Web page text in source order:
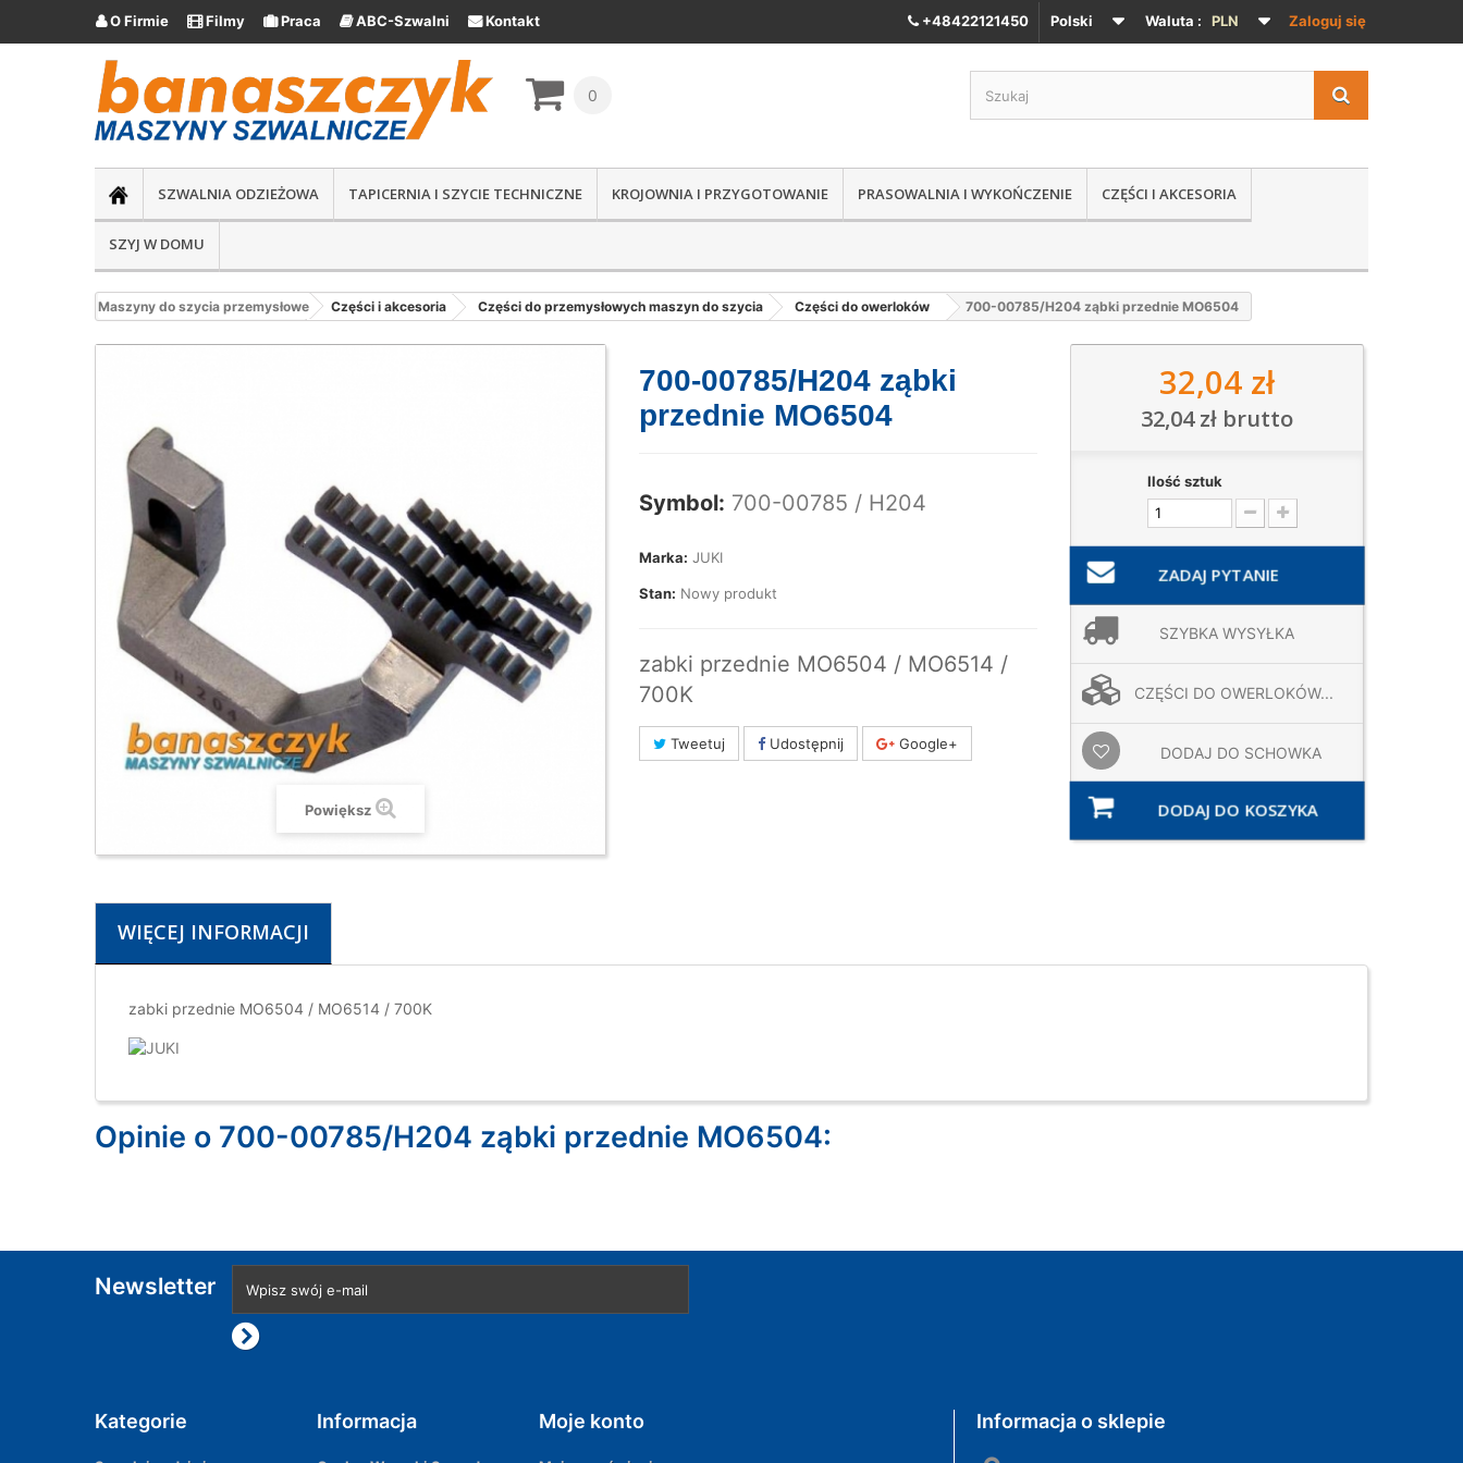
Zaloguj się
Waluta : PLN
Polski
O Firmie Filmy Praca ABC-Szwalni Kontakt +48422121450
0
SZWALNIA ODZIEŻOWA TAPICERNIA I SZYCIE TECHNICZNE KROJOWNIA I PRZYGOTOWANIE PRASOWALNIA I WYKOŃCZENIE CZĘŚCI I AKCESORIA
SZYJ W DOMU
Maszyny do szycia przemysłowe Części i akcesoria Części do przemysłowych maszyn do szycia Części do owerloków 700-00785/H204 ząbki przednie MO6504
Powiększ
700-00785/H204 ząbki
przednie MO6504
Symbol: 700-00785 / H204
Marka: JUKI
Stan: Nowy produkt
zabki przednie MO6504 / MO6514 /
700K
Tweetuj Udostępnij Google+
32,04 zł
32,04 zł brutto
Ilość sztuk
ZADAJ PYTANIE
SZYBKA WYSYŁKA
CZĘŚCI DO OWERLOKÓW...
DODAJ DO SCHOWKA
DODAJ DO KOSZYKA
WIĘCEJ INFORMACJI
zabki przednie MO6504 / MO6514 / 700K
Opinie o 700-00785/H204 ząbki przednie MO6504:
Newsletter
Kategorie Informacja Moje konto Informacja o sklepie